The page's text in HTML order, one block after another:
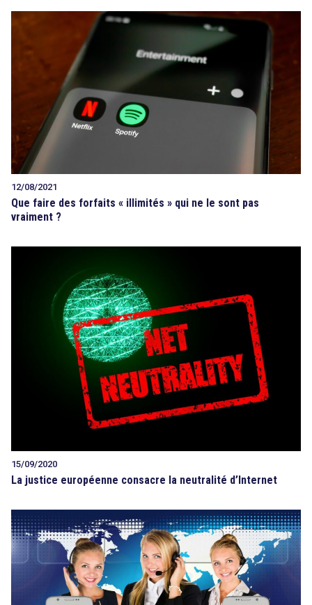
12/08/2021
Que faire des forfaits « illimités » qui ne le sont pas
vraiment ?
15/09/2020
La justice européenne consacre la neutralité d’Internet